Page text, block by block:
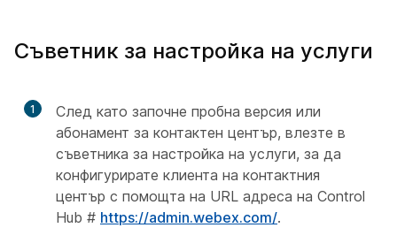
Съветник за настройка на услуги
1
След като започне пробна версия или
абонамент за контактен център, влезте в
съветника за настройка на услуги, за да
конфигурирате клиента на контактния
център с помощта на URL адреса на Control
Hub # https://admin.webex.com/.